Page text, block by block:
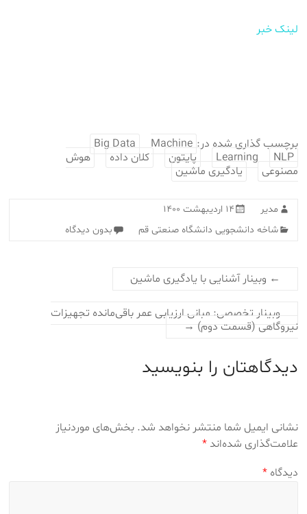
لینک خبر
برچسب گذاری شده در: Big Data
Machine
Learning
NLP پایتون کلان داده
هوش
مصنوعی
یادگیری ماشین
مدیر
۱۴ اردیبهشت ۱۴۰۰
شاخه دانشجویی دانشگاه صنعتی قم
بدون دیدگاه
← وبینار آشنایی با یادگیری ماشین
وبینار تخصصی: مبانی ارزیابی عمر باقی‌مانده تجهیزات
نیروگاهی (قسمت دوم) →
دیدگاهتان را بنویسید
نشانی ایمیل شما منتشر نخواهد شد. بخش‌های موردنیاز
علامت‌گذاری شده‌اند*
دیدگاه*